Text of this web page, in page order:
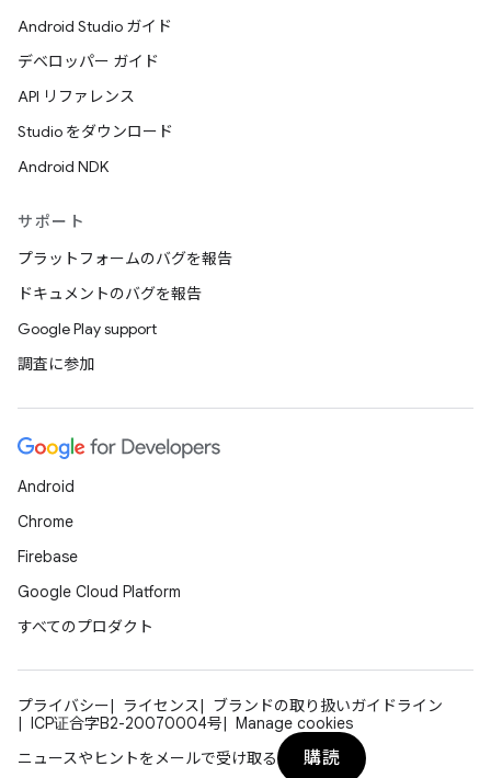
Android Studio ガイド
デベロッパー ガイド
API リファレンス
Studio をダウンロード
Android NDK
サポート
プラットフォームのバグを報告
ドキュメントのバグを報告
Google Play support
調査に参加
Android
Chrome
Firebase
Google Cloud Platform
すべてのプロダクト
プライバシー ライセンス
ブランドの取り扱いガイドライン
ICP证合字B2-20070004号
Manage cookies
ニュースやヒントをメールで受け取る
購読